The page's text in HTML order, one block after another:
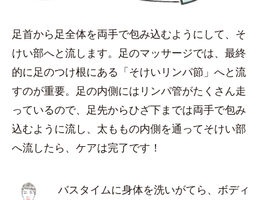
足首から足全体を両手で包み込むようにして、そ
けい部へと流します。足のマッサージでは、最終
的に足のつけ根にある「そけいリンパ節」へと流
すのが重要。足の内側にはリンパ管がたくさん走
っているので、足先からひざ下までは両手で包み
込むように流し、太ももの内側を通ってそけい部
へ流したら、ケアは完了です！
バスタイムに身体を洗いがてら、ボディ